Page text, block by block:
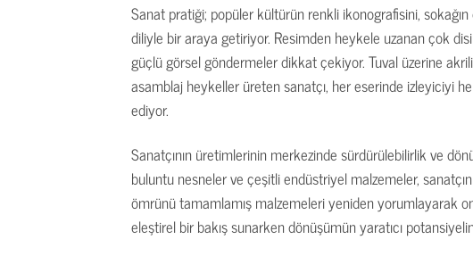
Sanat pratiği; popüler kültürün renkli ikonografisini,
diliyle bir araya getiriyor. Resimden heykele uzanan çok
güçlü görsel göndermeler dikkat çekiyor. Tuval üzerine
asamblaj heykeller üreten sanatçı, her eserinde izleyiciyi
ediyor.
Sanatçının üretimlerinin merkezinde sürdürülebilirlik ve
buluntu nesneler ve çeşitli endüstriyel malzemeler,
ömrünü tamamlamış malzemeleri yeniden yorumlayarak
eleştirel bir bakış sunarken dönüşümün yaratıcı